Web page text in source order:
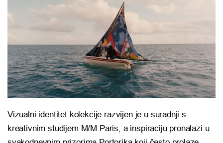
Vizualni identitet kolekcije razvijen je u suradnji s
kreativnim studijem M/M Paris, a inspiraciju pronalazi u